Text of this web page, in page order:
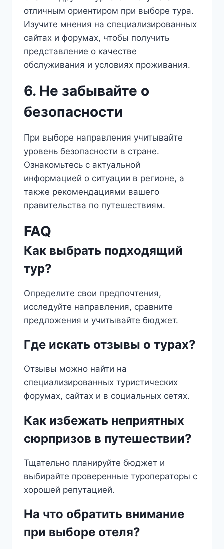
отличным ориентиром при выборе тура.
Изучите мнения на специализированных
сайтах и форумах, чтобы получить
представление о качестве
обслуживания и условиях проживания.
6. Не забывайте о
безопасности
При выборе направления учитывайте
уровень безопасности в стране.
Ознакомьтесь с актуальной
информацией о ситуации в регионе, а
также рекомендациями вашего
правительства по путешествиям.
FAQ
Как выбрать подходящий
тур?
Определите свои предпочтения,
исследуйте направления, сравните
предложения и учитывайте бюджет.
Где искать отзывы о турах?
Отзывы можно найти на
специализированных туристических
форумах, сайтах и в социальных сетях.
Как избежать неприятных
сюрпризов в путешествии?
Тщательно планируйте бюджет и
выбирайте проверенные туроператоры с
хорошей репутацией.
На что обратить внимание
при выборе отеля?